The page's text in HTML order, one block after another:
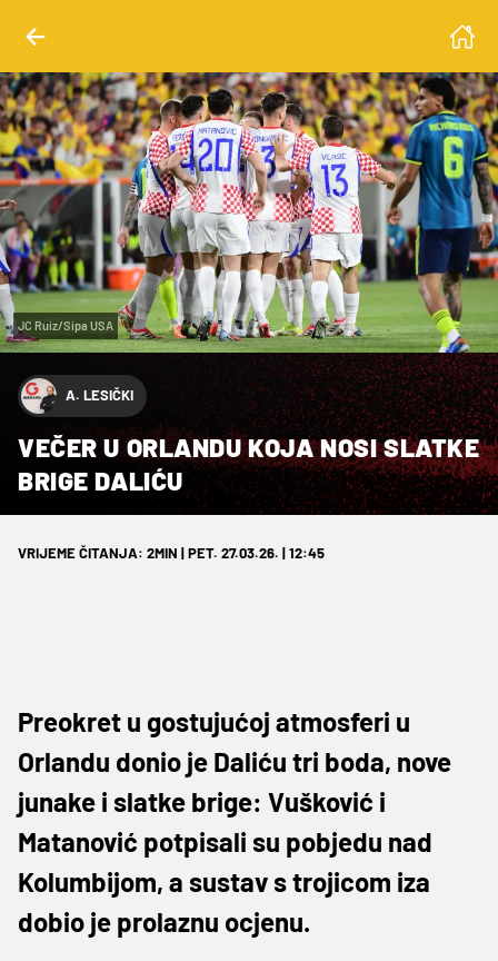
JC Ruiz/Sipa USA
A. LESIČKI
VEČER U ORLANDU KOJA NOSI SLATKE
BRIGE DALIĆU
VRIJEME ČITANJA: 2MIN | PET. 27.03.26. | 12:45
Preokret u gostujućoj atmosferi u
Orlandu donio je Daliću tri boda, nove
junake i slatke brige: Vušković i
Matanović potpisali su pobjedu nad
Kolumbijom, a sustav s trojicom iza
dobio je prolaznu ocjenu.